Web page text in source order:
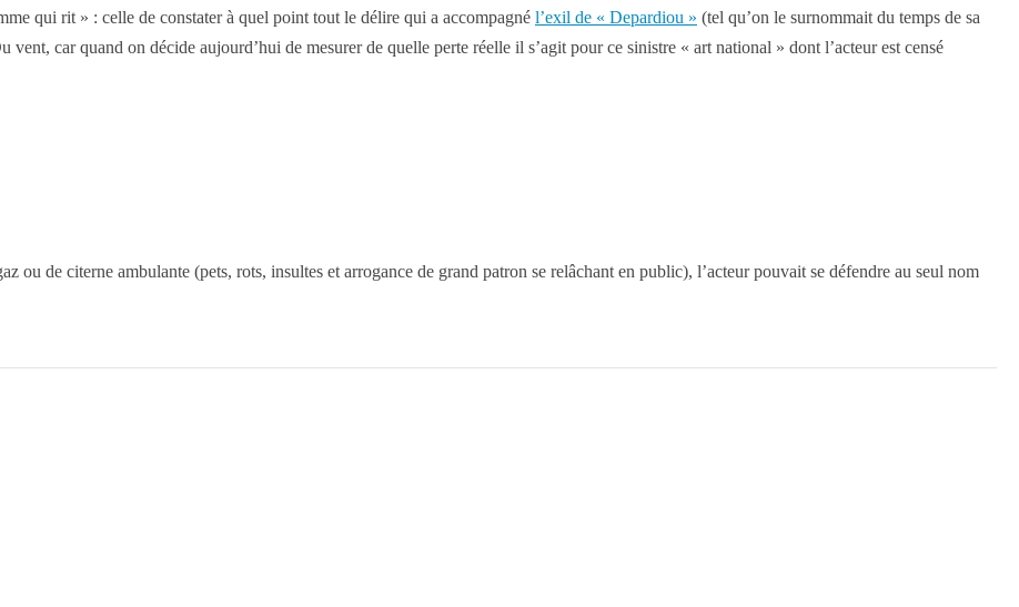
qui rit » : celle de constater à quel point tout le délire qui a accompagné l’exil de « Depardiou » (tel qu’on le surnommait du temps de sa
car quand on décide aujourd’hui de mesurer de quelle perte réelle il s’agit pour ce sinistre « art national » dont l’acteur est censé
ou de citerne ambulante (pets, rots, insultes et arrogance de grand patron se relâchant en public), l’acteur pouvait se défendre au seul nom